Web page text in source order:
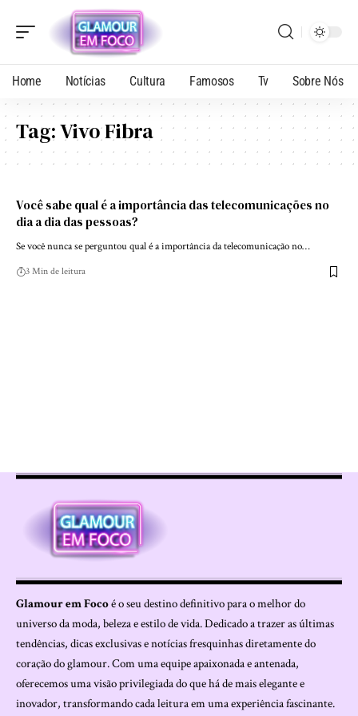
Home Notícias Cultura Famosos Tv Sobre Nós
Tag:Vivo Fibra
Você sabe qual é a importância das telecomunicações no
dia a dia das pessoas?
Se você nunca se perguntou qual é a importância da telecomunicação no…
3 Min de leitura
Glamour em Focoé o seu destino definitivo para o melhor do
universo da moda, beleza e estilo de vida. Dedicado a trazer as últimas
tendências, dicas exclusivas e notícias fresquinhas diretamente do
coração do glamour. Com uma equipe apaixonada e antenada,
oferecemos uma visão privilegiada do que há de mais elegante e
inovador, transformando cada leitura em uma experiência fascinante.